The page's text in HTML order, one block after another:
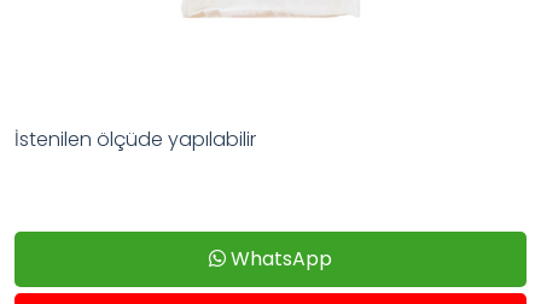
İstenilen ölçüde yapılabilir
WhatsApp